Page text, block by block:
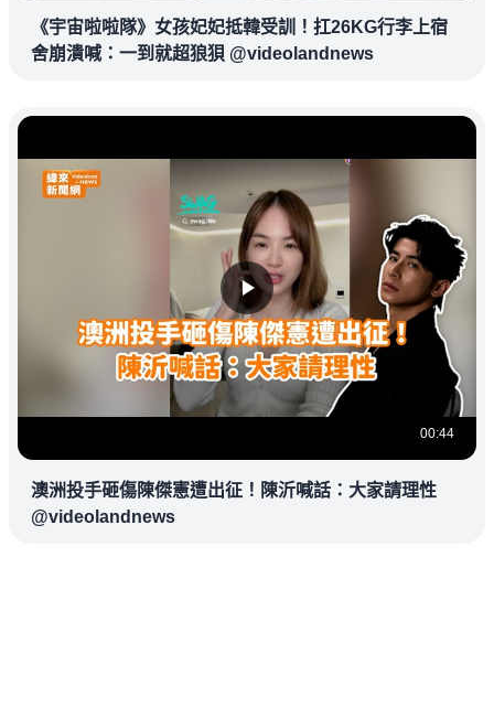
《宇宙啦啦隊》女孩妃妃抵韓受訓！扛26KG行李上宿
舍崩潰喊：一到就超狼狽 @videolandnews
00:44
澳洲投手砸傷陳傑憲遭出征！陳沂喊話：大家請理性
@videolandnews